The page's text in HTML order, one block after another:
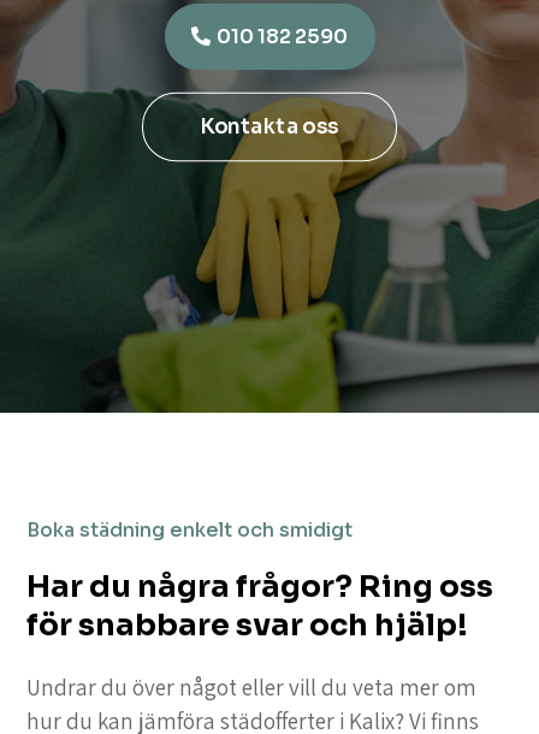
010 182 2590
Kontakta oss
Boka städning enkelt och smidigt
Har du några frågor? Ring oss
för snabbare svar och hjälp!
Undrar du över något eller vill du veta mer om
hur du kan jämföra städofferter i Kalix? Vi finns